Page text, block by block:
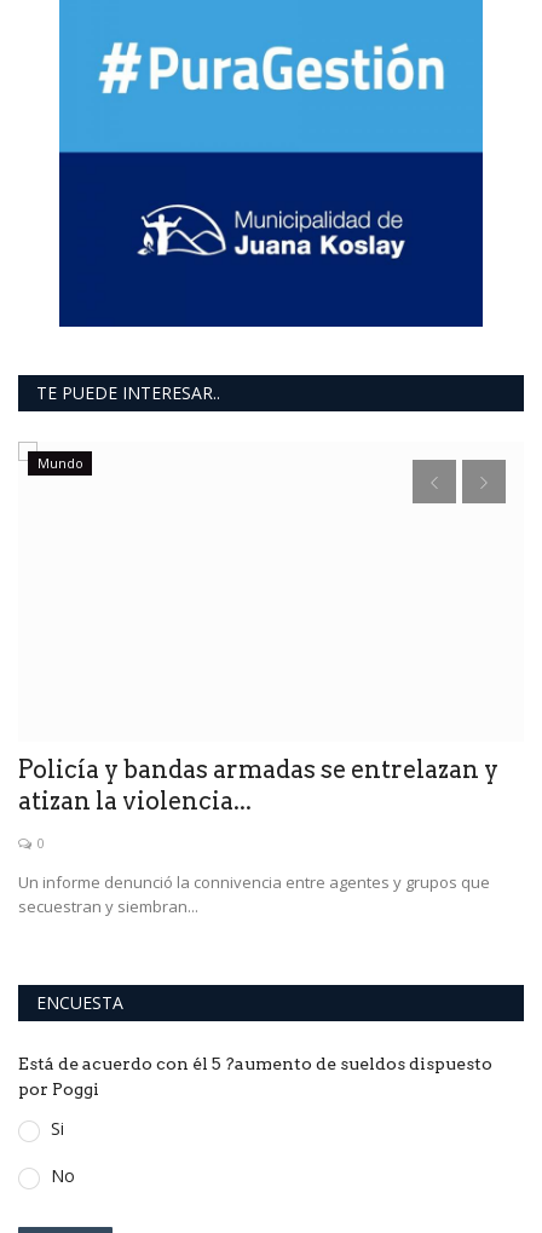
TE PUEDE INTERESAR..
Mundo
Policía y bandas armadas se entrelazan y
atizan la violencia...
0
Un informe denunció la connivencia entre agentes y grupos que
secuestran y siembran...
ENCUESTA
Está de acuerdo con él 5 ?aumento de sueldos dispuesto
por Poggi
Si
No